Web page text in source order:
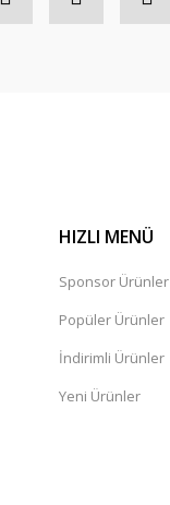
HIZLI MENÜ
Sponsor Ürünler
Popüler Ürünler
İndirimli Ürünler
Yeni Ürünler